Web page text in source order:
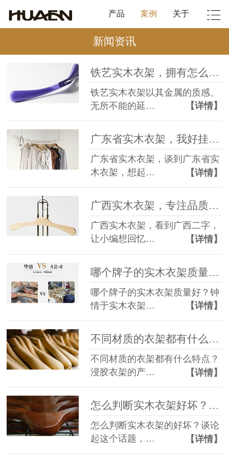
产品 案例 关于
新闻资讯
铁艺实木衣架，拥有怎么样的使用效果【华恩】
铁艺实木衣架以其金属的质感、
无所不能的延…
【详情】
广东省实木衣架，我好挂住你—衣架对衣服的情话【华恩】
广东省实木衣架，谈到广东省实
木衣架，想起…
【详情】
广西实木衣架，专注品质精雕细琢也不贵【华恩】
广西实木衣架，看到广西二字，
让小编想回忆…
【详情】
哪个牌子的实木衣架质量好？一个衣架一辈子【华恩】
哪个牌子的实木衣架质量好？钟
情于实木衣架…
【详情】
不同材质的衣架都有什么特点？还怕买不到好的衣架【华恩】
不同材质的衣架都有什么特点？
浸胶衣架的产…
【详情】
怎么判断实木衣架好坏？虽或以观之，孰知其源乎【华恩】
怎么判断实木衣架的好坏？谈论
起这个话题，…
【详情】